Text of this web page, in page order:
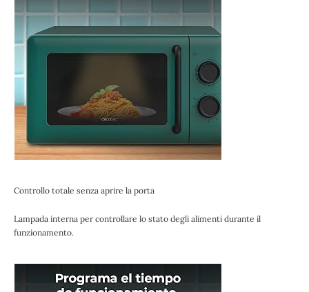
Controllo totale senza aprire la porta
Lampada interna per controllare lo stato degli alimenti durante il
funzionamento.